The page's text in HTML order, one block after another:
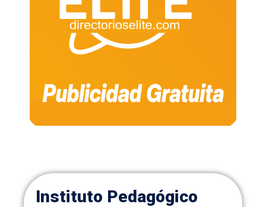
Instituto Pedagógico